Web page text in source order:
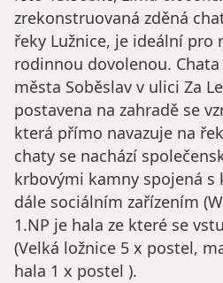
zrekonstruovaná zděná
řeky Lužnice, je ideální pro
rodinnou dovolenou.
města Soběslav v ulici Za
postavena na zahradě se
která přímo navazuje na
chaty se nachází
krbovými kamny spojená
dále sociálním zařízením
1.NP je hala ze které se
(Velká ložnice 5 x postel,
hala 1 x postel ).